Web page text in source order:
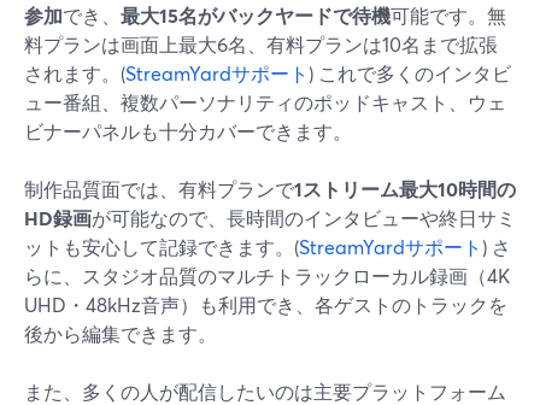
参加でき、 最大15名がバックヤードで待機可能です。無
料プランは画面上最大6名、有料プランは10名まで拡張
されます。(StreamYardサポート ) これで多くのインタビ
ュー番組、複数パーソナリティのポッドキャスト、ウェ
ビナーパネルも十分カバーできます。
制作品質面では、有料プランで1ストリーム最大10時間の
HD録画が可能なので、長時間のインタビューや終日サミ
ットも安心して記録できます。(StreamYardサポート ) さ
らに、スタジオ品質のマルチトラックローカル録画（4K
UHD・48kHz音声）も利用でき、各ゲストのトラックを
後から編集できます。
また、多くの人が配信したいのは主要プラットフォーム